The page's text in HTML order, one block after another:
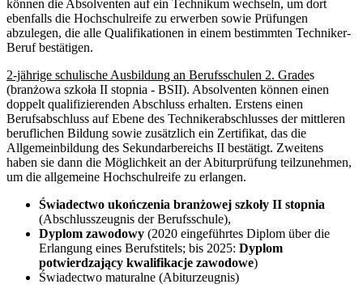
können die Absolventen auf ein Technikum wechseln, um dort
ebenfalls die Hochschulreife zu erwerben sowie Prüfungen
abzulegen, die alle Qualifikationen in einem bestimmten Techniker-
Beruf bestätigen.
2-jährige schulische Ausbildung an Berufsschulen 2. Grades
(branżowa szkoła II stopnia - BSII). Absolventen können einen
doppelt qualifizierenden Abschluss erhalten. Erstens einen
Berufsabschluss auf Ebene des Technikerabschlusses der mittleren
beruflichen Bildung sowie zusätzlich ein Zertifikat, das die
Allgemeinbildung des Sekundarbereichs II bestätigt. Zweitens
haben sie dann die Möglichkeit an der Abiturprüfung teilzunehmen,
um die allgemeine Hochschulreife zu erlangen.
Świadectwo ukończenia branżowej szkoły II stopnia
(Abschlusszeugnis der Berufsschule),
Dyplom zawodowy (2020 eingeführtes Diplom über die
Erlangung eines Berufstitels; bis 2025: Dyplom
potwierdzający kwalifikacje zawodowe)
Świadectwo maturalne (Abiturzeugnis)